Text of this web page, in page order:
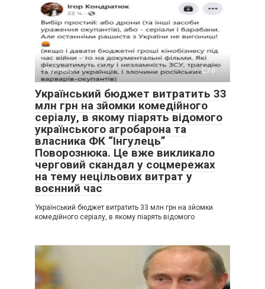
Політика 0
Український бюджет витратить 33
млн грн на зйомки комедійного
серіалу, в якому піарять відомого
українського агробарона та
власника ФК “Інгулець”
Поворознюка. Це вже викликало
черговий скандал у соцмережах
на тему нецільових витрат у
воєнний час
Український бюджет витратить 33 млн грн на зйомки
комедійного серіалу, в якому піарять відомого